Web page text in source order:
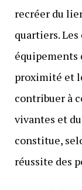
recréer du
quartiers. Les
équipements
proximité et
contribuer à
vivantes et
constitue,
réussite des